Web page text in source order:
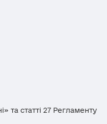
та статті 27 Регламенту